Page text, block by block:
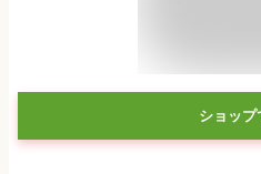
ショップ